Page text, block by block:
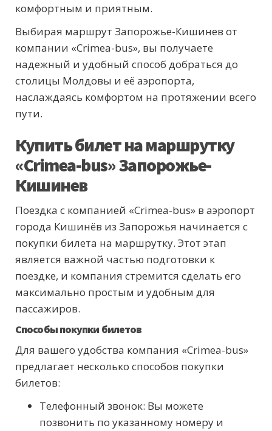
комфортным и приятным.
Выбирая маршрут Запорожье-Кишинев от
компании «Crimea-bus», вы получаете
надежный и удобный способ добраться до
столицы Молдовы и её аэропорта,
наслаждаясь комфортом на протяжении всего
пути.
Купить билет на маршрутку
«Crimea-bus» Запорожье-
Кишинев
Поездка с компанией «Crimea-bus» в аэропорт
города Кишинёв из Запорожья начинается с
покупки билета на маршрутку. Этот этап
является важной частью подготовки к
поездке, и компания стремится сделать его
максимально простым и удобным для
пассажиров.
Способы покупки билетов
Для вашего удобства компания «Crimea-bus»
предлагает несколько способов покупки
билетов:
Телефонный звонок: Вы можете
позвонить по указанному номеру и